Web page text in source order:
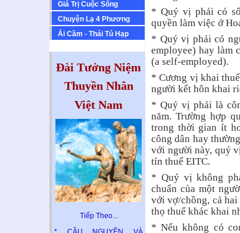
Giá Trị Cuộc Sống
Chuyện Lạ 4 Phương
Ái Cầm - Thái Tú Hạp
Đài Tưởng Niệm
Thuyền Nhân
Việt Nam
Tiếp Theo...
* Quý vị phải có
quyền làm việc ở
* Quý vị phải có
employee) hay làm
(a self-employed).
* Cương vị khai
người kết hôn khai
* Quý vị phải là
năm. Trường hợp
trong thời gian ít
công dân hay
với người này, quý
tín thuế EITC.
* Quý vị không
chuẩn của một
với vợ/chồng, cả
thọ thuế khác khai
* Nếu không có